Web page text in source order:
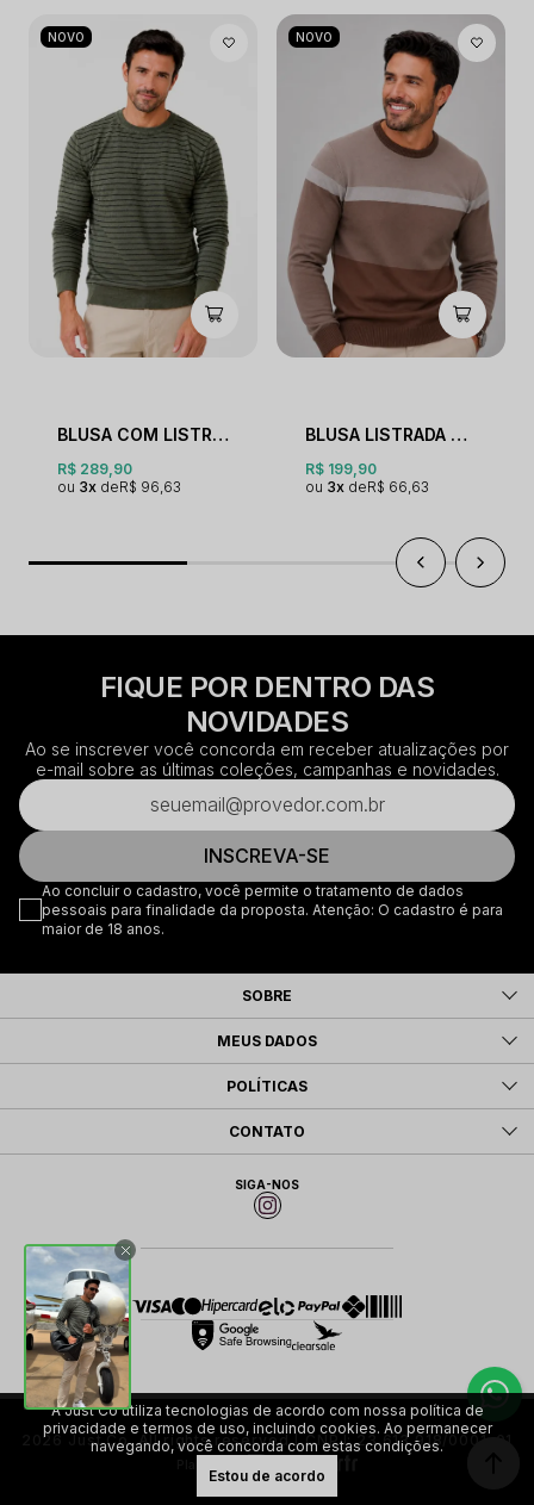
NOVO
BLUSA COM LISTRAS ESTONADA GOLA O
R$ 289,90
3x
R$ 96,63
NOVO
BLUSA LISTRADA GOLA O
R$ 199,90
3x
R$ 66,63
FIQUE POR DENTRO DAS
NOVIDADES
Ao se inscrever você concorda em receber atualizações por
e-mail sobre as últimas coleções, campanhas e novidades.
INSCREVA-SE
Ao concluir o cadastro, você permite o tratamento de dados
pessoais para finalidade da proposta. Atenção: O cadastro é para
maior de 18 anos.
SOBRE
MEUS DADOS
POLÍTICAS
CONTATO
SIGA-NOS
2026 Just Co. All rights reserved | CNPJ: 23.613.918/0001-01
A Just Co utiliza tecnologias de acordo com nossa política de
privacidade e termos de uso, incluindo cookies. Ao permanecer
navegando, você concorda com estas condições.
Estou de acordo